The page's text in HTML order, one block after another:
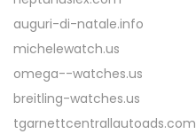
e
m
u
l
a
auguri-di-natale.info
michelewatch.us
omega--watches.us
breitling-watches.us
tgarnettcentrallautoads.com